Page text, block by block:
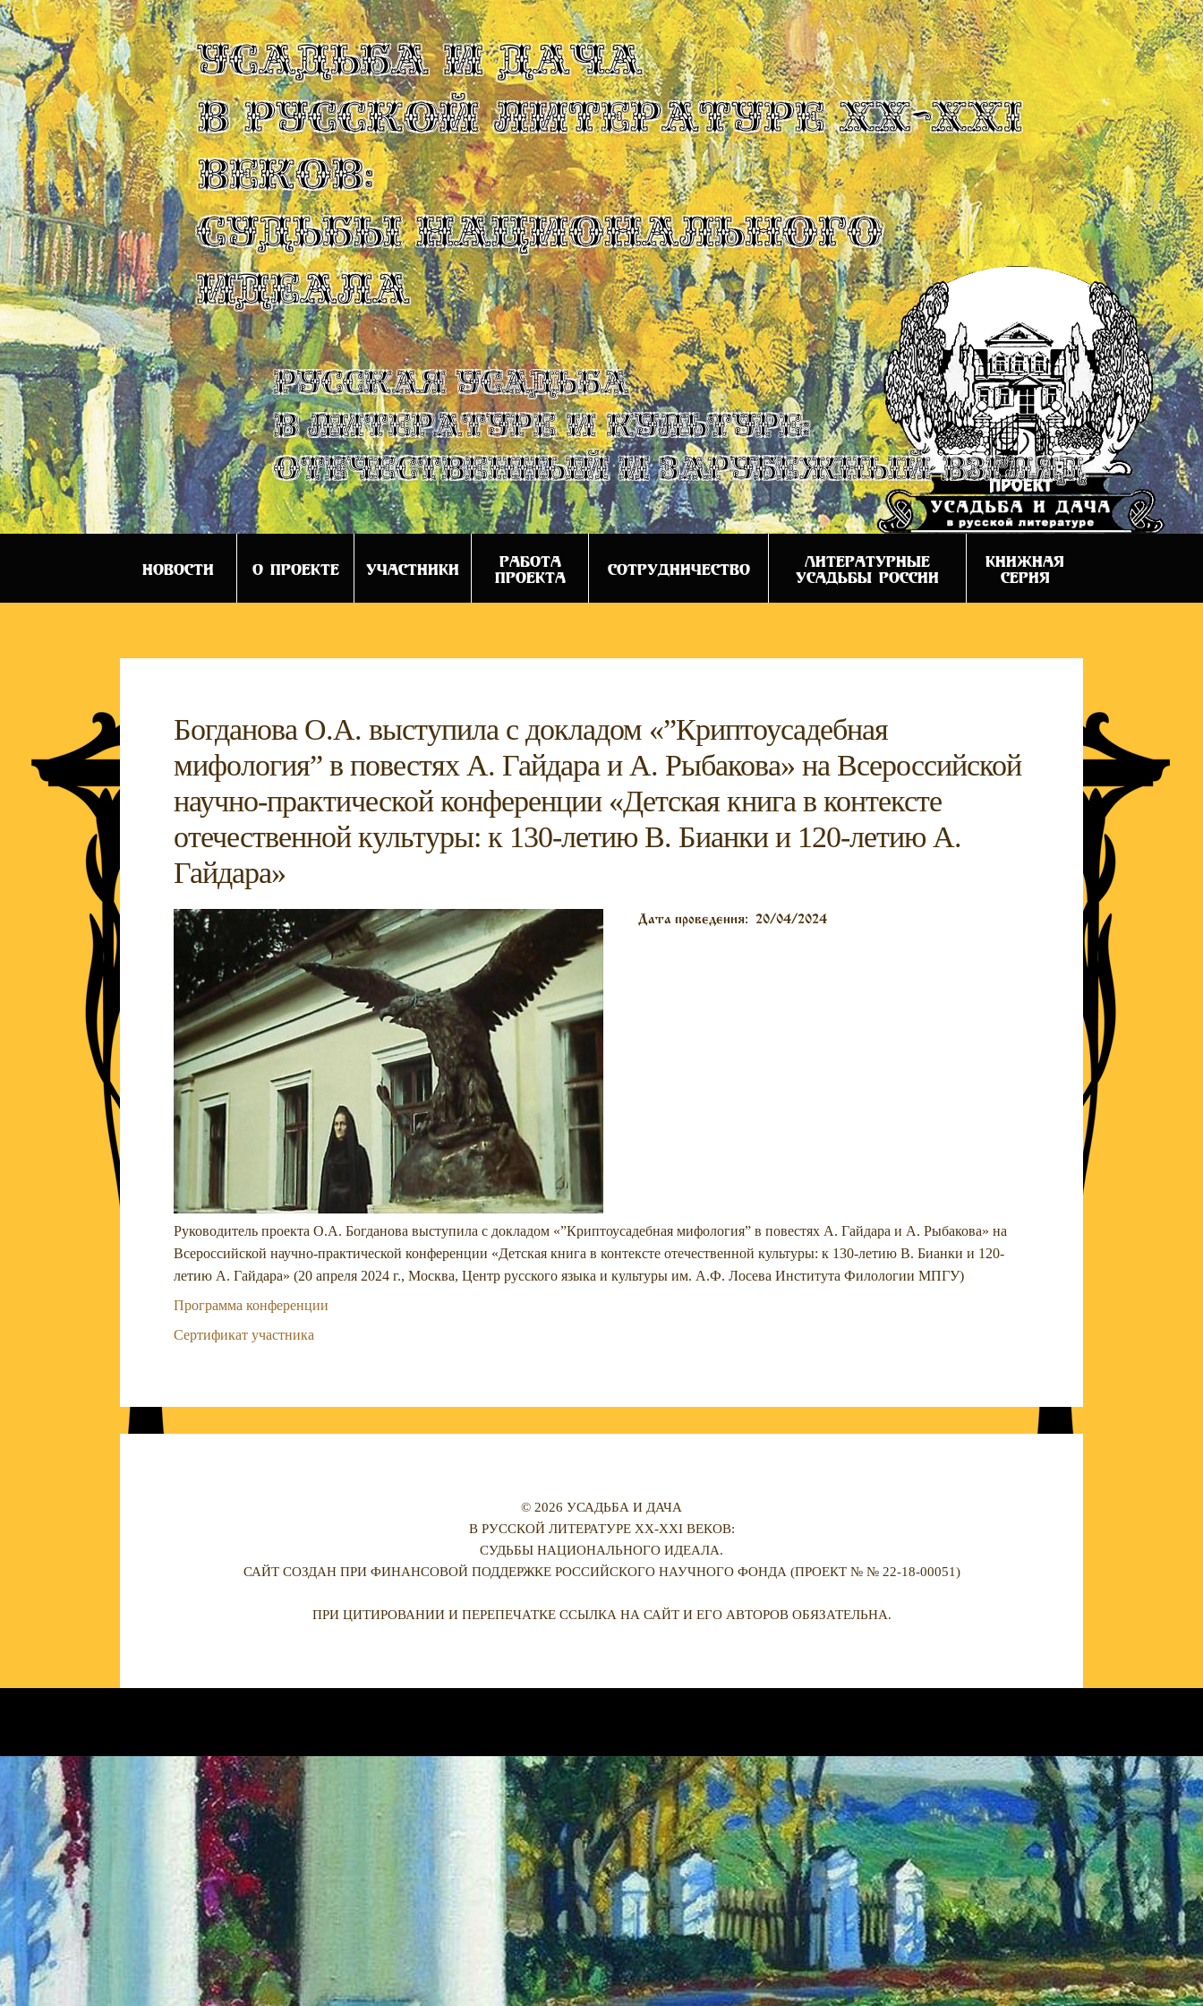
УСАДЬБА И ДАЧА
В РУССКОЙ ЛИТЕРАТУРЕ XX-XXI
ВЕКОВ:
СУДЬБЫ НАЦИОНАЛЬНОГО
ИДЕАЛА
Русская усадьба
в литературе и культуре:
отечественный и зарубежный взгляд
НОВОСТИ О ПРОЕКТЕ УЧАСТНИКИ
РАБОТА
ПРОЕКТА
СОТРУДНИЧЕСТВО
ЛИТЕРАТУРНЫЕ
УСАДЬБЫ РОССИИ
КНИЖНАЯ
СЕРИЯ
Богданова О.А. выступила с докладом «”Криптоусадебная
мифология” в повестях А. Гайдара и А. Рыбакова» на Всероссийской
научно-практической конференции «Детская книга в контексте
отечественной культуры: к 130-летию В. Бианки и 120-летию А.
Гайдара»
Дата проведения: 20/04/2024
Руководитель проекта О.А. Богданова выступила с докладом «”Криптоусадебная мифология” в повестях А. Гайдара и А. Рыбакова» на
Всероссийской научно-практической конференции «Детская книга в контексте отечественной культуры: к 130-летию В. Бианки и 120-
летию А. Гайдара» (20 апреля 2024 г., Москва, Центр русского языка и культуры им. А.Ф. Лосева Института Филологии МПГУ)
Программа конференции
Сертификат участника
© 2026 УСАДЬБА И ДАЧА
В РУССКОЙ ЛИТЕРАТУРЕ XX-XXI ВЕКОВ:
СУДЬБЫ НАЦИОНАЛЬНОГО ИДЕАЛА.
САЙТ СОЗДАН ПРИ ФИНАНСОВОЙ ПОДДЕРЖКЕ РОССИЙСКОГО НАУЧНОГО ФОНДА (ПРОЕКТ № № 22-18-00051)
ПРИ ЦИТИРОВАНИИ И ПЕРЕПЕЧАТКЕ ССЫЛКА НА САЙТ И ЕГО АВТОРОВ ОБЯЗАТЕЛЬНА.